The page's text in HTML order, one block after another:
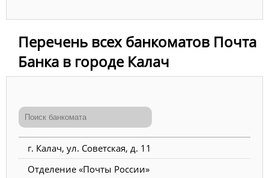
Перечень всех банкоматов Почта
Банка в городе Калач
г. Калач, ул. Советская, д. 11
Отделение «Почты России»